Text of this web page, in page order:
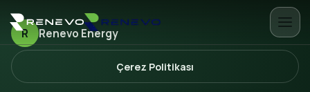
R Renevo Energy
Çerez Politikası